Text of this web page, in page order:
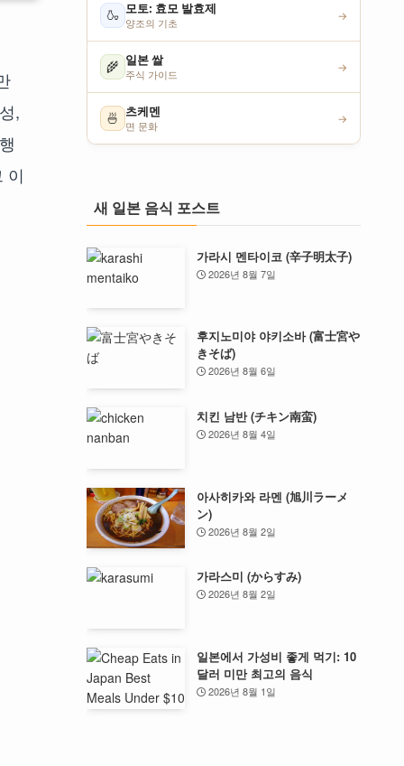
,
이
🍶 모토: 효모 발효제
양조의 기초
→
🌾 일본 쌀
주식 가이드
→
🍜 츠케멘
면 문화
→
새 일본 음식 포스트
가라시 멘타이코 (辛子明太子)
2026년 8월 7일
후지노미야 야키소바 (富士宮や
きそば)
2026년 8월 6일
치킨 남반 (チキン南蛮)
2026년 8월 4일
아사히카와 라멘 (旭川ラーメ
ン)
2026년 8월 2일
가라스미 (からすみ)
2026년 8월 2일
일본에서 가성비 좋게 먹기: 10
달러 미만 최고의 음식
2026년 8월 1일